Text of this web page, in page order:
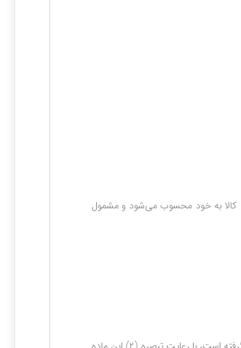
کالا به خود محسوب می‌شود و مشمول